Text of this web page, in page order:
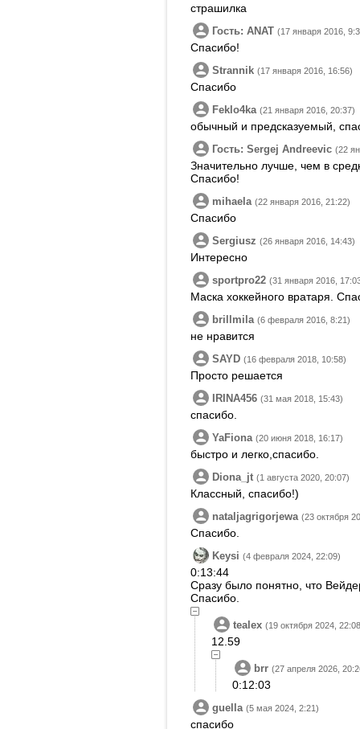
страшилка
Гость: ANAT (17 января 2016,
Спасибо!
Strannik (17 января 2016, 16:56)
Спасибо
Feklo4ka (21 января 2016, 20:37)
обычный и предсказуемый,
Гость: Sergej Andreevic (22
Значительно лучше, чем в
Спасибо!
mihaela (22 января 2016, 21:22)
Спасибо
Sergiusz (26 января 2016, 14:43)
Интересно
sportpro22 (31 января 2016,
Маска хоккейного вратаря.
brillmila (6 февраля 2016, 8:21)
не нравится
SAYD (16 февраля 2018, 10:58)
Просто решается
IRINA456 (31 мая 2018, 15:43)
спасибо.
YaFiona (20 июня 2018, 16:17)
быстро и легко,спасибо.
Diona_jt (1 августа 2020, 20:07)
Классный, спасибо!)
nataljagrigorjewa (23 октября
Спасибо.
Keysi (4 февраля 2024, 22:09)
0:13:44
Сразу было понятно, что
Спасибо.
tealex (19 октября 2024,
12.59
brr (27 апреля 2026,
0:12:03
guella (5 мая 2024, 2:21)
спасибо